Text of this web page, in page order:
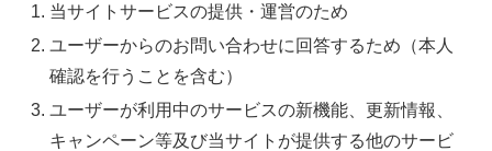
当サイトサービスの提供・運営のため
ユーザーからのお問い合わせに回答するため（本人
確認を行うことを含む）
ユーザーが利用中のサービスの新機能、更新情報、
キャンペーン等及び当サイトが提供する他のサービ